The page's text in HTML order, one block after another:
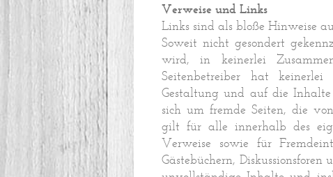
Verweise und Links
Links sind als bloße Hinweise
Soweit nicht gesondert
wird, in keinerlei
Seitenbetreiber hat
Gestaltung und auf die
sich um fremde Seiten, die
gilt für alle innerhalb des
Verweise sowie für
Gästebüchern,